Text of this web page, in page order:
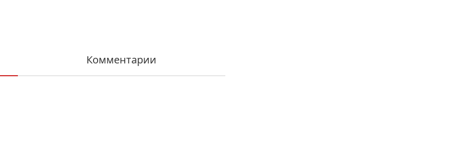
Комментарии